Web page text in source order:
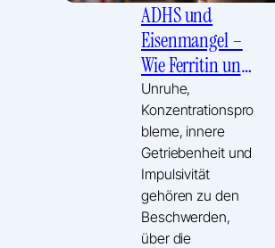
ADHS und
Eisenmangel –
Wie Ferritin und
Dopamin
zusammenhänge
n können
Unruhe,
Konzentrationspro
bleme, innere
Getriebenheit und
Impulsivität
gehören zu den
Beschwerden,
über die